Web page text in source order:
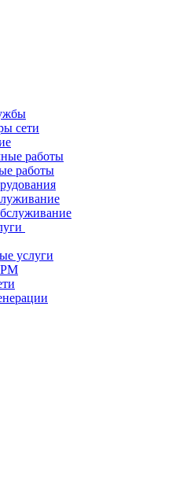
сети
работы
работы
услуги